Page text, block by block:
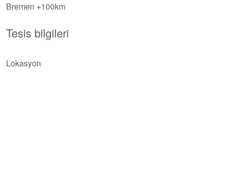
Bremen +100km
Tesis bilgileri
Lokasyon